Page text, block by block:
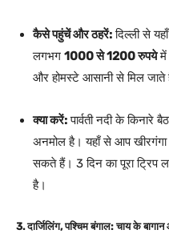
कैसे पहुंचें और ठहरें:दिल्ली से
लगभग 1000 से 1200 रुपयेमें
और होमस्टे आसानी से मिल जाते
क्या करें:पार्वती नदी के किनारे
अनमोल है। यहाँ से आप
सकते हैं। 3 दिन का पूरा ट्रिप
है।
3. दार्जिलिंग, पश्चिम बंगाल: चाय के